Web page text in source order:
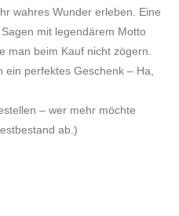
wahres Wunder erleben. Eine
mit legendärem Motto
man beim Kauf nicht zögern.
ein perfektes Geschenk – Ha,
– wer mehr möchte
ab.)